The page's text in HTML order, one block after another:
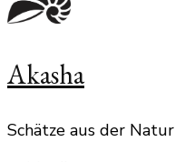
Akasha
Schätze aus der Natur